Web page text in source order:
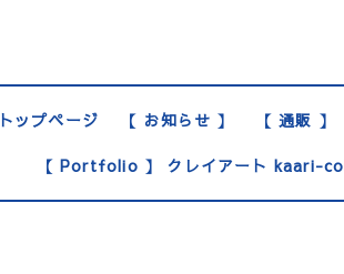
トップページ 【 お知らせ 】 【 通販 】
【 Portfolio 】 クレイアート kaari-